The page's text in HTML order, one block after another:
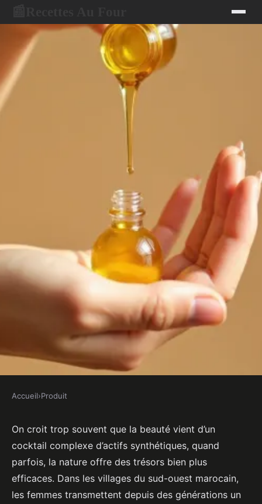
L’huile d’argan : un ingrédient
surprenant pour une peau
sublime
Amable•27/03/2026 10:43• 8 min de lecture
Accueil›Produit
On croit trop souvent que la beauté vient d’un
cocktail complexe d’actifs synthétiques, quand
parfois, la nature offre des trésors bien plus
efficaces. Dans les villages du sud-ouest marocain,
les femmes transmettent depuis des générations un